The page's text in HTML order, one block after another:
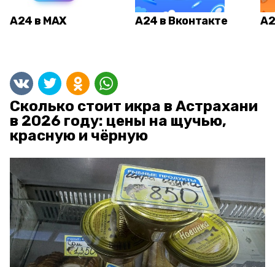
А24 в MAX А24 в Вконтакте
Сколько стоит икра в Астрахани
в 2026 году: цены на щучью,
красную и чёрную